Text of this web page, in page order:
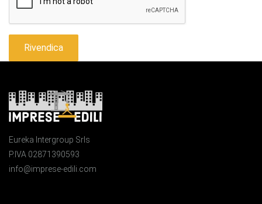
Rivendica
Eureka Intergroup Srls
P.IVA 02871390593
info@imprese-edili.com